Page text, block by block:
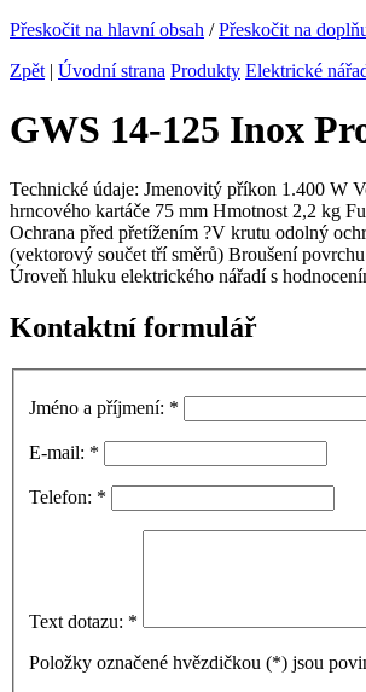
Přeskočit na hlavní obsah /Přeskočit na
Zpět | Úvodní strana Produkty Elektrické
GWS 14-125 Inox
Technické údaje: Jmenovitý příkon 1.400 W
hrncového kartáče 75 mm Hmotnost 2,2 kg
Ochrana před přetížením ?V krutu odolný
(vektorový součet tří směrů) Broušení
Úroveň hluku elektrického nářadí s
Kontaktní formulář
Jméno a příjmení: *
E-mail: *
Telefon: *
Text dotazu: *
Položky označené hvězdičkou (*) jsou